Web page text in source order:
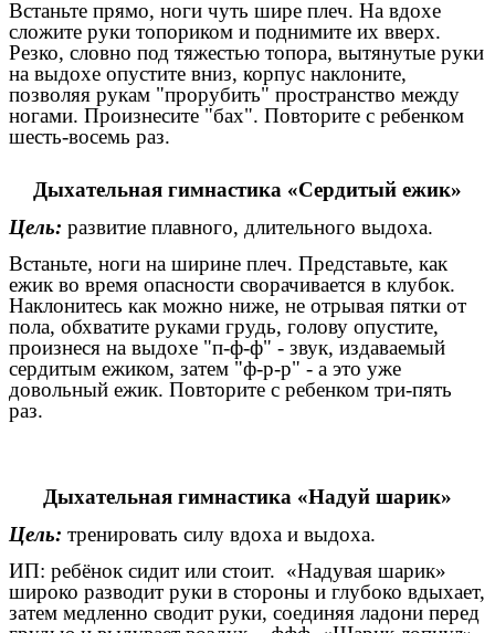
Встаньте прямо, ноги чуть шире плеч. На вдохе
сложите руки топориком и поднимите их вверх.
Резко, словно под тяжестью топора, вытянутые руки
на выдохе опустите вниз, корпус наклоните,
позволяя рукам "прорубить" пространство между
ногами. Произнесите "бах". Повторите с ребенком
шесть-восемь раз.
Дыхательная гимнастика «Сердитый ежик»
Цель: развитие плавного, длительного выдоха.
Встаньте, ноги на ширине плеч. Представьте, как
ежик во время опасности сворачивается в клубок.
Наклонитесь как можно ниже, не отрывая пятки от
пола, обхватите руками грудь, голову опустите,
произнеся на выдохе "п-ф-ф" - звук, издаваемый
сердитым ежиком, затем "ф-р-р" - а это уже
довольный ежик. Повторите с ребенком три-пять
раз.
Дыхательная гимнастика «Надуй шарик»
Цель: тренировать силу вдоха и выдоха.
ИП: ребёнок сидит или стоит. «Надувая шарик»
широко разводит руки в стороны и глубоко вдыхает,
затем медленно сводит руки, соединяя ладони перед